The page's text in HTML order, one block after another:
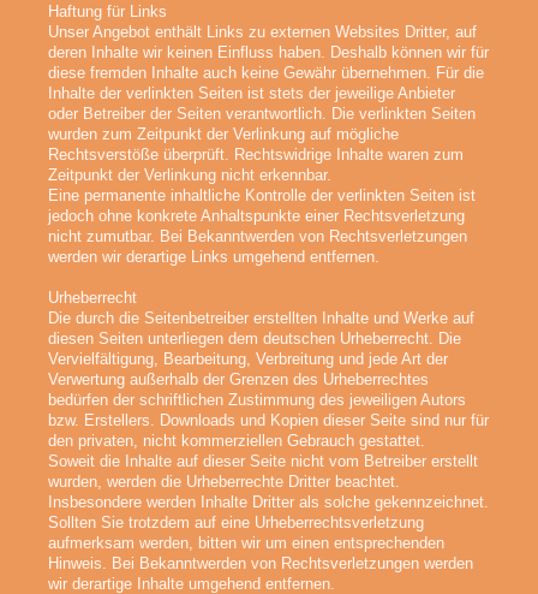
Haftung für Links
Unser Angebot enthält Links zu externen Websites Dritter, auf
deren Inhalte wir keinen Einfluss haben. Deshalb können wir für
diese fremden Inhalte auch keine Gewähr übernehmen. Für die
Inhalte der verlinkten Seiten ist stets der jeweilige Anbieter
oder Betreiber der Seiten verantwortlich. Die verlinkten Seiten
wurden zum Zeitpunkt der Verlinkung auf mögliche
Rechtsverstöße überprüft. Rechtswidrige Inhalte waren zum
Zeitpunkt der Verlinkung nicht erkennbar.
Eine permanente inhaltliche Kontrolle der verlinkten Seiten ist
jedoch ohne konkrete Anhaltspunkte einer Rechtsverletzung
nicht zumutbar. Bei Bekanntwerden von Rechtsverletzungen
werden wir derartige Links umgehend entfernen.
Urheberrecht
Die durch die Seitenbetreiber erstellten Inhalte und Werke auf
diesen Seiten unterliegen dem deutschen Urheberrecht. Die
Vervielfältigung, Bearbeitung, Verbreitung und jede Art der
Verwertung außerhalb der Grenzen des Urheberrechtes
bedürfen der schriftlichen Zustimmung des jeweiligen Autors
bzw. Erstellers. Downloads und Kopien dieser Seite sind nur für
den privaten, nicht kommerziellen Gebrauch gestattet.
Soweit die Inhalte auf dieser Seite nicht vom Betreiber erstellt
wurden, werden die Urheberrechte Dritter beachtet.
Insbesondere werden Inhalte Dritter als solche gekennzeichnet.
Sollten Sie trotzdem auf eine Urheberrechtsverletzung
aufmerksam werden, bitten wir um einen entsprechenden
Hinweis. Bei Bekanntwerden von Rechtsverletzungen werden
wir derartige Inhalte umgehend entfernen.